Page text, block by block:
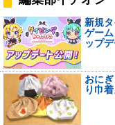
新規
ゲー
ップ
おに
り巾